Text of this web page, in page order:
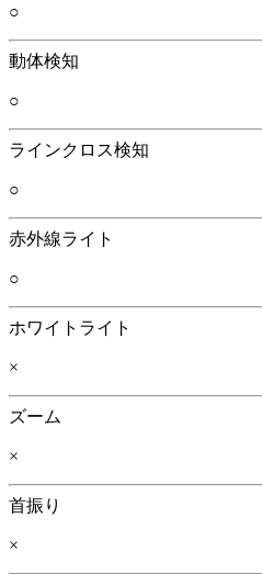
○
動体検知
○
ラインクロス検知
○
赤外線ライト
○
ホワイトライト
×
ズーム
×
首振り
×